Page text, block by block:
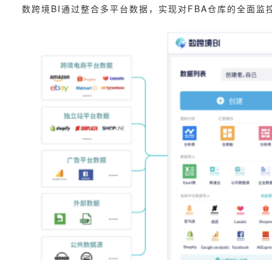
数跨境BI通过整合多平台数据，实现对FBA仓库的全面监